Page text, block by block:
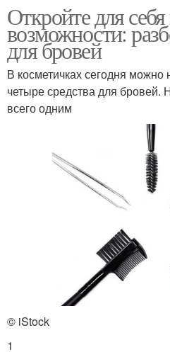
Откройте для
возможности:
для бровей
В косметичках сегодня можно
четыре средства для бровей.
всего одним
© iStock
1